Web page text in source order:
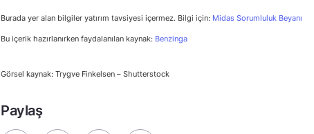
Burada yer alan bilgiler yatırım tavsiyesi içermez. Bilgi için: Midas Sorumluluk Beyanı
Bu içerik hazırlanırken faydalanılan kaynak: Benzinga
Görsel kaynak: Trygve Finkelsen – Shutterstock
Paylaş